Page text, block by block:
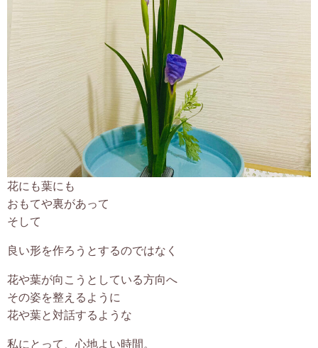
ブログ
お問合せ
花にも葉にも
おもてや裏があって
そして
良い形を作ろうとするのではなく
花や葉が向こうとしている方向へ
その姿を整えるように
花や葉と対話するような
私にとって、心地よい時間。